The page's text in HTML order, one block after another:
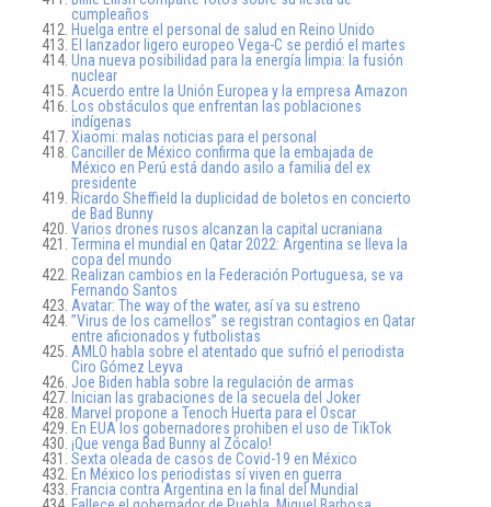
cumpleaños
Huelga entre el personal de salud en Reino Unido
El lanzador ligero europeo Vega-C se perdió el martes
Una nueva posibilidad para la energía limpia: la fusión
nuclear
Acuerdo entre la Unión Europea y la empresa Amazon
Los obstáculos que enfrentan las poblaciones
indígenas
Xiaomi: malas noticias para el personal
Canciller de México confirma que la embajada de
México en Perú está dando asilo a familia del ex
presidente
Ricardo Sheffield la duplicidad de boletos en concierto
de Bad Bunny
Varios drones rusos alcanzan la capital ucraniana
Termina el mundial en Qatar 2022: Argentina se lleva la
copa del mundo
Realizan cambios en la Federación Portuguesa, se va
Fernando Santos
Avatar: The way of the water, así va su estreno
”Virus de los camellos” se registran contagios en Qatar
entre aficionados y futbolistas
AMLO habla sobre el atentado que sufrió el periodista
Ciro Gómez Leyva
Joe Biden habla sobre la regulación de armas
Inician las grabaciones de la secuela del Joker
Marvel propone a Tenoch Huerta para el Oscar
En EUA los gobernadores prohiben el uso de TikTok
¡Que venga Bad Bunny al Zócalo!
Sexta oleada de casos de Covid-19 en México
En México los periodistas sí viven en guerra
Francia contra Argentina en la final del Mundial